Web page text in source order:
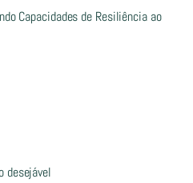
Capacidades de Resiliência ao
desejável